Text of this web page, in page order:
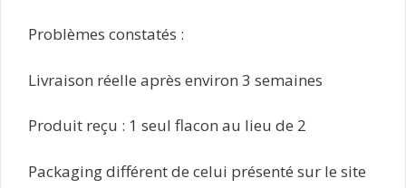
Problèmes constatés :
Livraison réelle après environ 3 semaines
Produit reçu : 1 seul flacon au lieu de 2
Packaging différent de celui présenté sur le site